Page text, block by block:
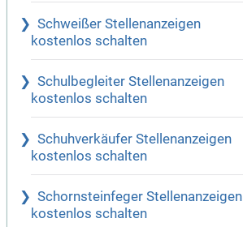
Schweißer Stellenanzeigen
kostenlos schalten
Schulbegleiter Stellenanzeigen
kostenlos schalten
Schuhverkäufer Stellenanzeigen
kostenlos schalten
Schornsteinfeger Stellenanzeigen
kostenlos schalten